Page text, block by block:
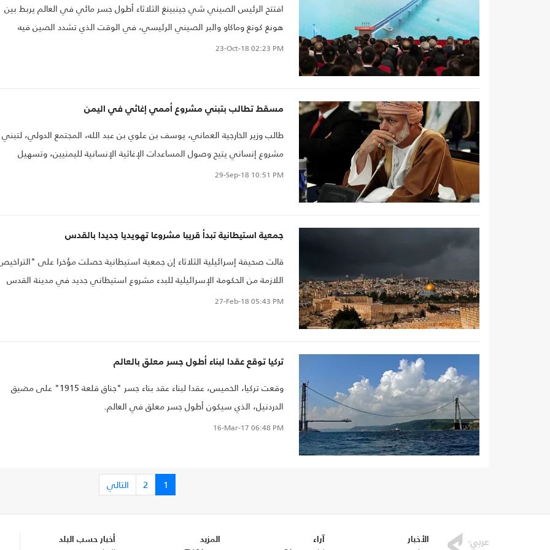
افتتح الرئيس الصيني شي جينبينغ الثلاثاء أطول جسر مائي في العالم يربط بين
هونغ كونغ وماكاو والبر الصيني الرئيسي، في الوقت الذي تشدد الصين فيه
قبضتها على مناطقها التي تتمتع بحكم شبه ذاتي..
23-Oct-18 02:23 PM
مسقط تطالب بتبني مشروع أممي إغاثي في اليمن
طالب وزير الخارجية العماني، يوسف بن علوي بن عبد الله، المجتمع الدولي، لتبني
مشروع إنساني يتيح وصول المساعدات الإغاثية الإنسانية لليمنيين، وتسهيل
استخدام المطارات والموانئ لتلك الغاية.
29-Sep-18 10:51 PM
جمعية استيطانية تبدأ قريبا مشروعا تهويديا جديدا بالقدس
قالت صحيفة إسرائيلية الثلاثاء إن جمعية استيطانية حصلت مؤخرا على
اللازمة من الحكومة الإسرائيلية للبدء مشروع استيطاني جديد في مدينة القدس
المحلتة وصفته بـ"الضخم".
27-Feb-18 05:43 PM
تركيا توقع عقدا لبناء أطول جسر معلق بالعالم
وقعت تركيا، الخميس، عقدا لبناء عقد بناء جسر "جناق قلعة 1915" على مضيق
الدردنيل، الذي سيكون أطول جسر معلق في العالم.
16-Mar-17 06:48 PM
1
2 التالي
الأخبار آراء المزيد أخبار حسب البلد